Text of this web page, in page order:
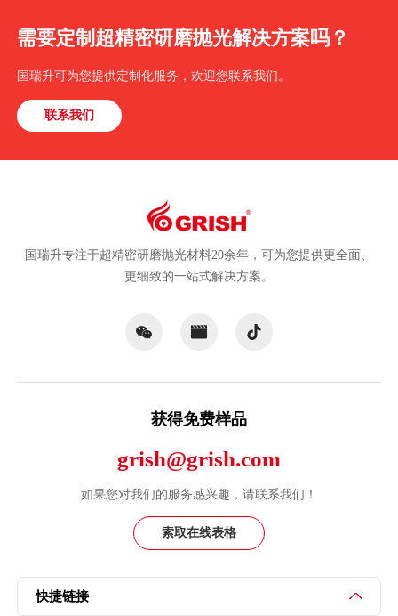
需要定制超精密研磨抛光解决方案吗？
国瑞升可为您提供定制化服务，欢迎您联系我们。
联系我们
国瑞升专注于超精密研磨抛光材料20余年，可为您提供更全面、
更细致的一站式解决方案。
获得免费样品
grish@grish.com
如果您对我们的服务感兴趣，请联系我们！
索取在线表格
快捷链接